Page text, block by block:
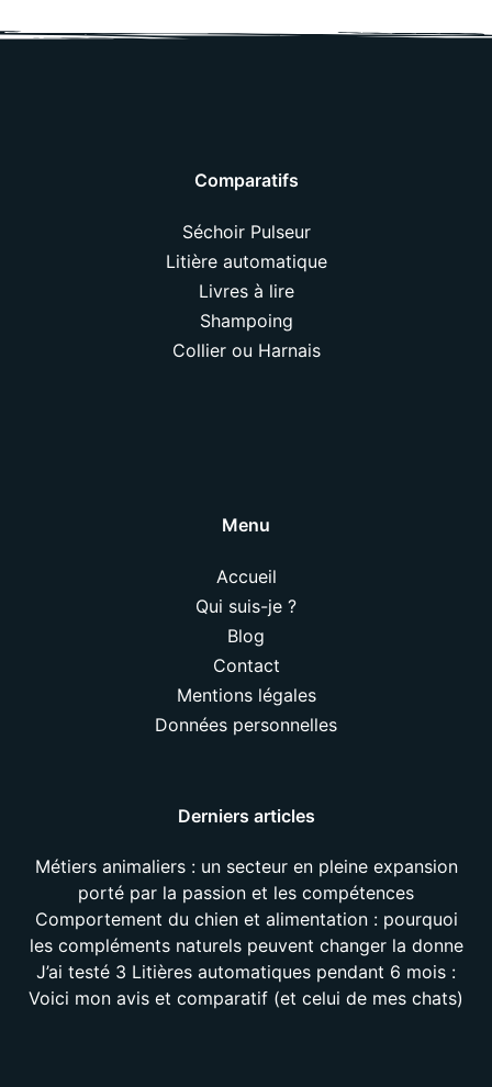
Comparatifs
Séchoir Pulseur
Litière automatique
Livres à lire
Shampoing
Collier ou Harnais
Menu
Accueil
Qui suis-je ?
Blog
Contact
Mentions légales
Données personnelles
Derniers articles
Métiers animaliers : un secteur en pleine expansion
porté par la passion et les compétences
Comportement du chien et alimentation : pourquoi
les compléments naturels peuvent changer la donne
J’ai testé 3 Litières automatiques pendant 6 mois :
Voici mon avis et comparatif (et celui de mes chats)